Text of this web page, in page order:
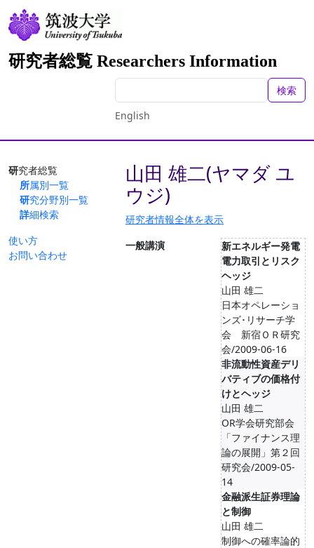
研究者総覧 Researchers Information
検索
English
研究者総覧
所属別一覧
研究分野別一覧
詳細検索
使い方
お問い合わせ
山田 雄二(ヤマダ ユ
ウジ)
研究者情報全体を表示
一般講演
新エネルギー発電
電力取引とリスク
ヘッジ
山田 雄二
日本オペレーショ
ンズ･リサーチ学
会 新宿ＯＲ研究
会/2009-06-16
非流動性資産デリ
バティブの価格付
けとヘッジ
山田 雄二
OR学会研究部会
「ファイナンス理
論の展開」第２回
研究会/2009-05-
14
金融派生証券理論
と制御
山田 雄二
制御への確率論的